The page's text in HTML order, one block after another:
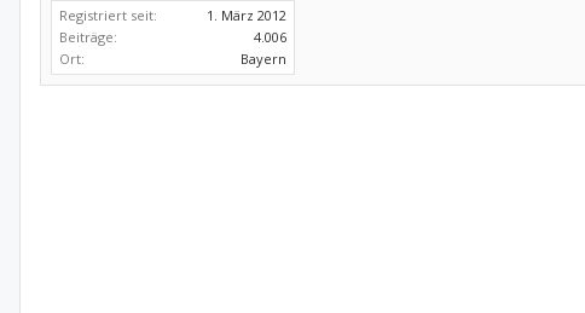
Registriert seit:
1. März 2012
Beiträge:
4.006
Ort:
Bayern